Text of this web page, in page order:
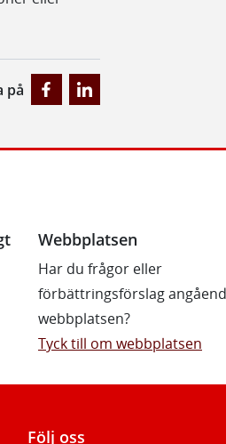
på
Webbplatsen
Har du frågor eller
förbättringsförslag
webbplatsen?
Tyck till om webbplatsen
Följ oss